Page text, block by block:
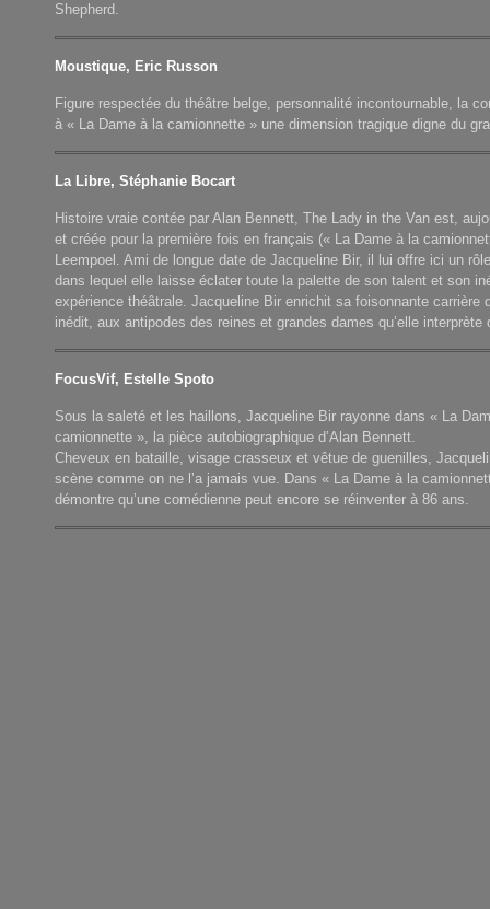
Shepherd.
Moustique, Eric Russon
Figure respectée du théâtre belge, personnalité incontournable, la
à « La Dame à la camionnette » une dimension tragique digne du
La Libre, Stéphanie Bocart
Histoire vraie contée par Alan Bennett, The Lady in the Van est,
et créée pour la première fois en français (« La Dame à la
Leempoel. Ami de longue date de Jacqueline Bir, il lui offre ici un
dans lequel elle laisse éclater toute la palette de son talent et son
expérience théâtrale. Jacqueline Bir enrichit sa foisonnante carrière
inédit, aux antipodes des reines et grandes dames qu’elle interprète
FocusVif, Estelle Spoto
Sous la saleté et les haillons, Jacqueline Bir rayonne dans « La
camionnette », la pièce autobiographique d’Alan Bennett.
Cheveux en bataille, visage crasseux et vêtue de guenilles,
scène comme on ne l’a jamais vue. Dans « La Dame à la
démontre qu’une comédienne peut encore se réinventer à 86 ans.